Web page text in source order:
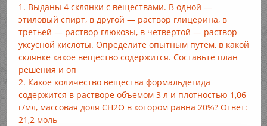
1. Выданы 4 склянки с веществами. В одной —
этиловый спирт, в другой — раствор глицерина, в
третьей — раствор глюкозы, в четвертой — раствор
уксусной кислоты. Определите опытным путем, в какой
склянке какое вещество содержится. Составьте план
решения и оп
2. Какое количество вещества формальдегида
содержится в растворе объемом 3 л и плотностью 1,06
г/мл, массовая доля СН2O в котором равна 20%? Ответ:
21,2 моль